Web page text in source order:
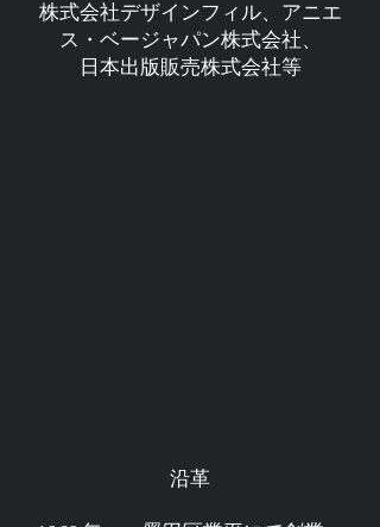
株式会社デザインフィル、アニエ
ス・ベージャパン株式会社、
​日本出版販売株式会社等
​沿革